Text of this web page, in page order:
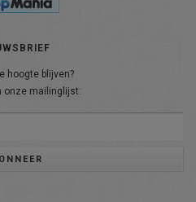
hoogte blijven?
onze mailinglijst: